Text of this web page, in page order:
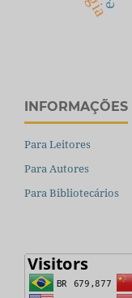
INFORMAÇÕES
Para Leitores
Para Autores
Para Bibliotecários